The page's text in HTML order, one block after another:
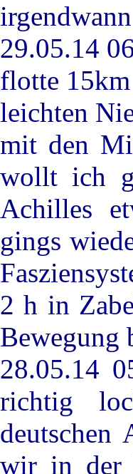
29.05.14
flotte
leichten
mit den
wollt ich
Achilles
gings
2 h in
Bewegung
28.05.14
richtig
deutschen
wir in der